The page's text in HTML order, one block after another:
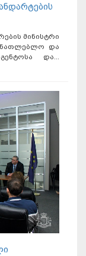
მინისტრი
და
და...